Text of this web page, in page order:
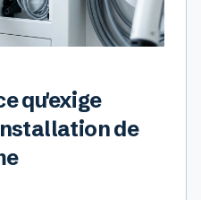
qu'exige
de